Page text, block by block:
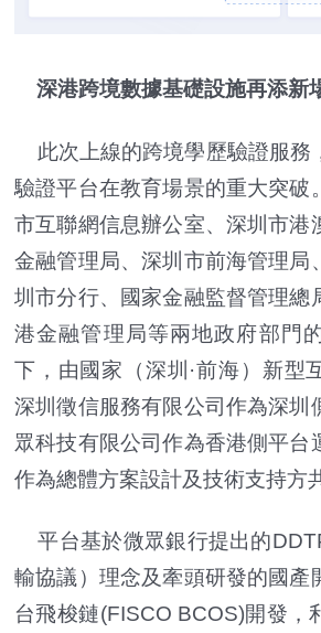
深港跨境數據基礎設施再添新
此次上線的跨境學歷驗證服務
驗證平台在教育場景的重大突破
市互聯網信息辦公室、深圳市港
金融管理局、深圳市前海管理局
圳市分行、國家金融監督管理總
港金融管理局等兩地政府部門
下，由國家（深圳·前海）新型
深圳徵信服務有限公司作為深圳
眾科技有限公司作為香港側平台
作為總體方案設計及技術支持方
平台基於微眾銀行提出的
輸協議）理念及牽頭研發的國產
台飛梭鏈(FISCO BCOS)開發，